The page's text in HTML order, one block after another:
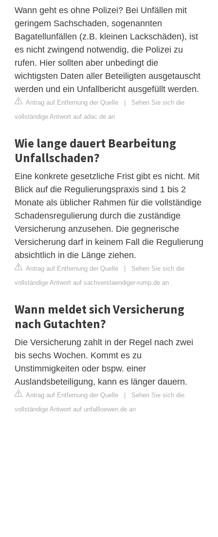
Wann geht es ohne Polizei? Bei Unfällen mit
geringem Sachschaden, sogenannten
Bagatellunfällen (z.B. kleinen Lackschäden), ist
es nicht zwingend notwendig, die Polizei zu
rufen. Hier sollten aber unbedingt die
wichtigsten Daten aller Beteiligten ausgetauscht
werden und ein Unfallbericht ausgefüllt werden.
Antrag auf Entfernung der Quelle | Sehen Sie sich die
vollständige Antwort auf adac.de an
Wie lange dauert Bearbeitung
Unfallschaden?
Eine konkrete gesetzliche Frist gibt es nicht. Mit
Blick auf die Regulierungspraxis sind 1 bis 2
Monate als üblicher Rahmen für die vollständige
Schadensregulierung durch die zuständige
Versicherung anzusehen. Die gegnerische
Versicherung darf in keinem Fall die Regulierung
absichtlich in die Länge ziehen.
Antrag auf Entfernung der Quelle | Sehen Sie sich die
vollständige Antwort auf sachverstaendiger-rump.de an
Wann meldet sich Versicherung
nach Gutachten?
Die Versicherung zahlt in der Regel nach zwei
bis sechs Wochen. Kommt es zu
Unstimmigkeiten oder bspw. einer
Auslandsbeteiligung, kann es länger dauern.
Antrag auf Entfernung der Quelle | Sehen Sie sich die
vollständige Antwort auf unfallloewen.de an